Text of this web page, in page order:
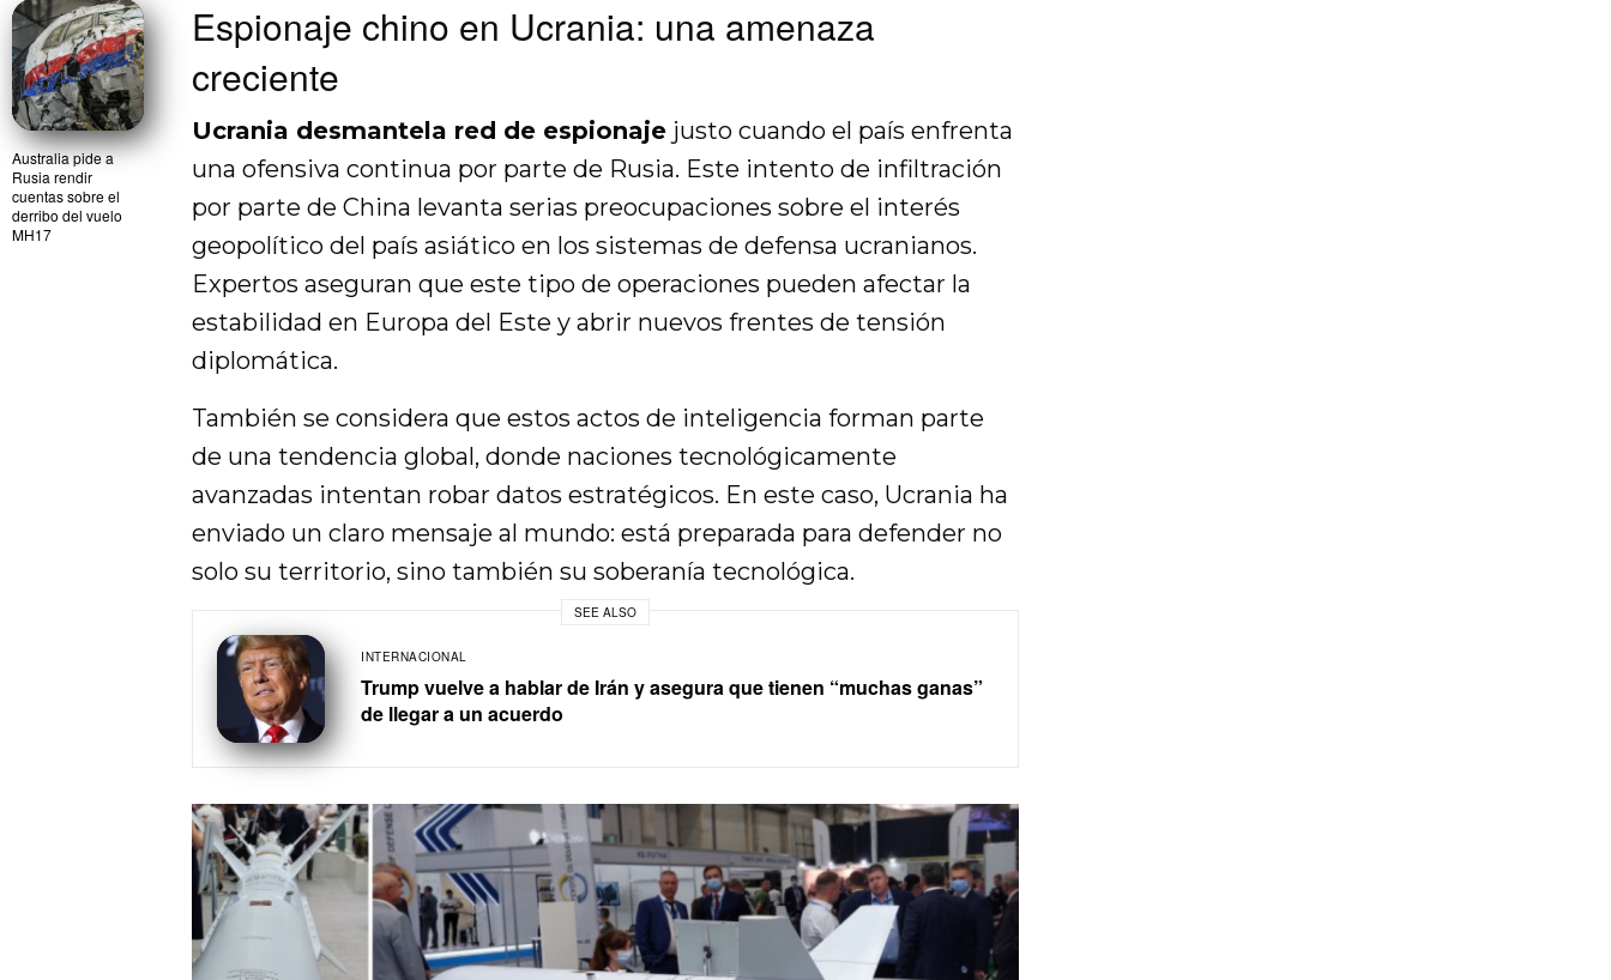
Australia pide a
Rusia rendir
cuentas sobre el
derribo del vuelo
MH17
Espionaje chino en Ucrania: una amenaza
creciente
Ucrania desmantela red de espionaje justo cuando el país enfrenta
una ofensiva continua por parte de Rusia. Este intento de infiltración
por parte de China levanta serias preocupaciones sobre el interés
geopolítico del país asiático en los sistemas de defensa ucranianos.
Expertos aseguran que este tipo de operaciones pueden afectar la
estabilidad en Europa del Este y abrir nuevos frentes de tensión
diplomática.
También se considera que estos actos de inteligencia forman parte
de una tendencia global, donde naciones tecnológicamente
avanzadas intentan robar datos estratégicos. En este caso, Ucrania ha
enviado un claro mensaje al mundo: está preparada para defender no
solo su territorio, sino también su soberanía tecnológica.
SEE ALSO
INTERNACIONAL
Trump vuelve a hablar de Irán y asegura que tienen “muchas ganas”
de llegar a un acuerdo